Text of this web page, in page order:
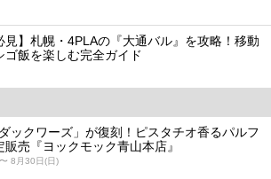
見】札幌・4PLAの『大通バル』を攻略！移動
ゴ飯を楽しむ完全ガイド
ックワーズ」が復刻！ピスタチオ香るパルフ
販売『ヨックモック青山本店』
8月30日(日)